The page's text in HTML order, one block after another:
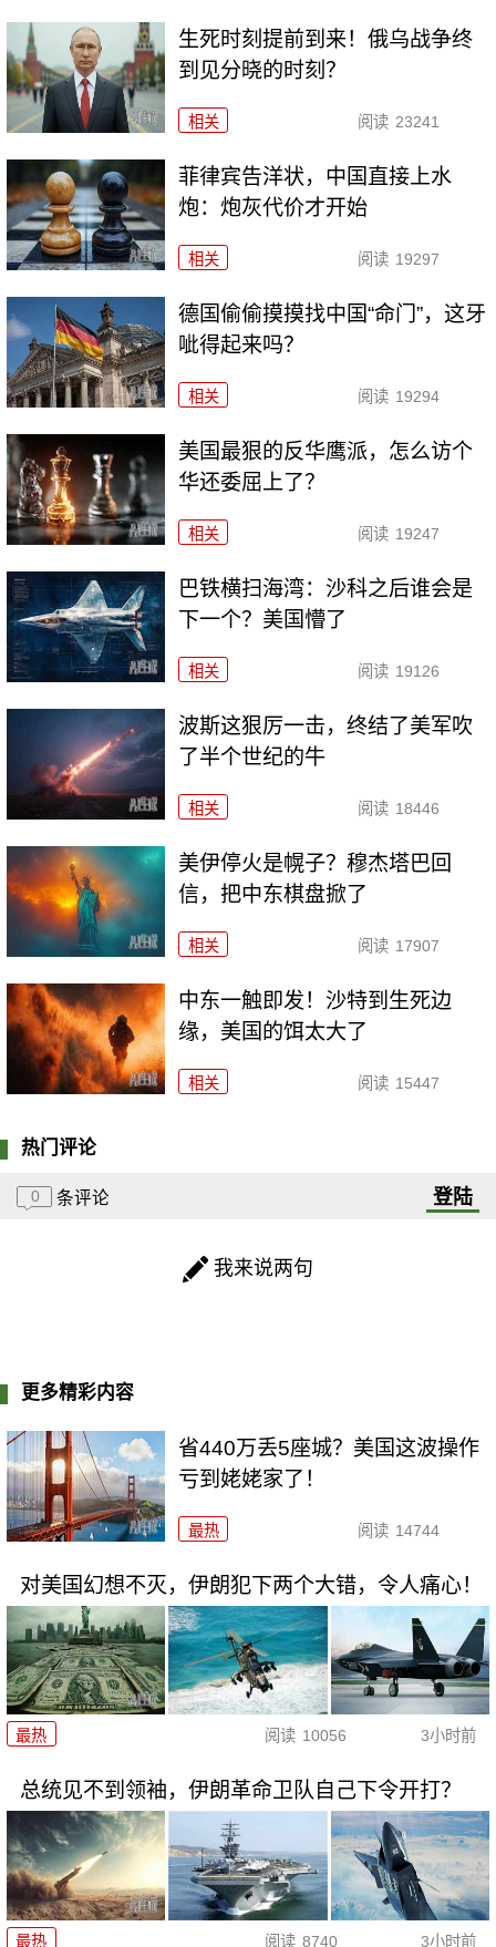
生死时刻提前到来！俄乌战争终
到见分晓的时刻？
相关 阅读 23241
菲律宾告洋状，中国直接上水
炮：炮灰代价才开始
相关 阅读 19297
德国偷偷摸摸找中国“命门”，这牙
呲得起来吗？
相关 阅读 19294
美国最狠的反华鹰派，怎么访个
华还委屈上了？
相关 阅读 19247
巴铁横扫海湾：沙科之后谁会是
下一个？美国懵了
相关 阅读 19126
波斯这狠厉一击，终结了美军吹
了半个世纪的牛
相关 阅读 18446
美伊停火是幌子？穆杰塔巴回
信，把中东棋盘掀了
相关 阅读 17907
中东一触即发！沙特到生死边
缘，美国的饵太大了
相关 阅读 15447
热门评论
0 条评论 登陆
我来说两句
更多精彩内容
省440万丢5座城？美国这波操作
亏到姥姥家了！
最热 阅读 14744
对美国幻想不灭，伊朗犯下两个大错，令人痛心！
最热 阅读 10056 3小时前
总统见不到领袖，伊朗革命卫队自己下令开打？
最热 阅读 8740 3小时前